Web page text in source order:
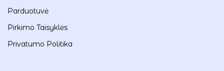
Parduotuvė
Pirkimo Taisyklės
Privatumo Politika